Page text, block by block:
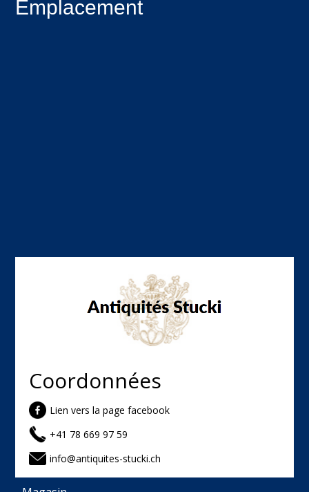
Emplacement
Coordonnées
Lien vers la page facebook
+41 78 669 97 59
info@antiquites-stucki.ch